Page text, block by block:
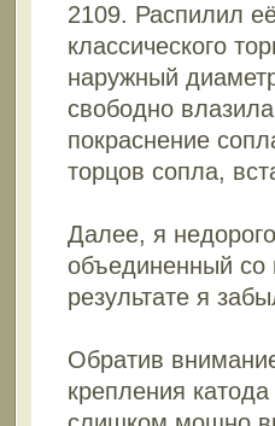
2109. Распилил
классического
наружный
свободно
покраснение
торцов сопла,
Далее, я
объединенный со
результате я
Обратив
крепления